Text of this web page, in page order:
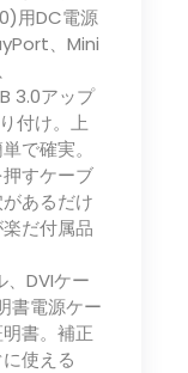
用DC電源
、Mini
3.0アップ
付け。上
で確実。
すケーブ
あるだけ
だ付属品
DVIケー
書電源ケー
書。補正
使える